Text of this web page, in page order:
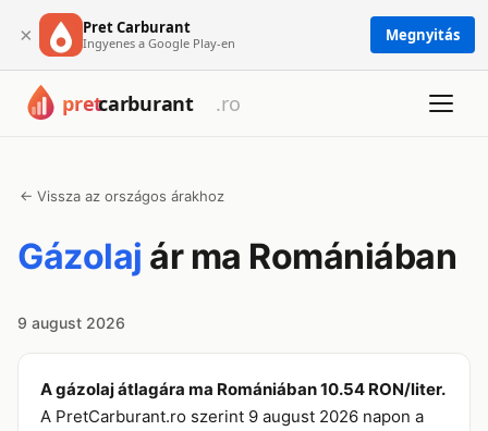
× Pret Carburant
Ingyenes a Google Play-en Megnyitás
← Vissza az országos árakhoz
Gázolaj ár ma Romániában
9 august 2026
A gázolaj átlagára ma Romániában 10.54 RON/liter.
A PretCarburant.ro szerint 9 august 2026 napon a